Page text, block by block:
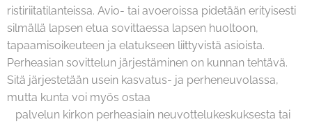
ristiriitatilanteissa. Avio- tai avoeroissa pidetään erityisesti
silmällä lapsen etua sovittaessa lapsen huoltoon,
tapaamisoikeuteen ja elatukseen liittyvistä asioista.
Perheasian sovittelun järjestäminen on kunnan tehtävä.
Sitä järjestetään usein kasvatus- ja perheneuvolassa,
mutta kunta voi myös ostaa
palvelun kirkon perheasiain neuvottelukeskuksesta tai